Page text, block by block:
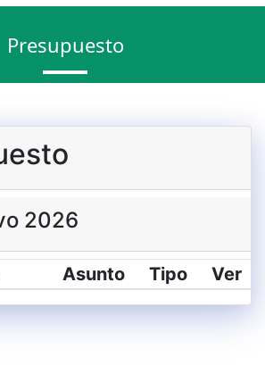
Presupuesto